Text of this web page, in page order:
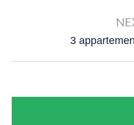
3